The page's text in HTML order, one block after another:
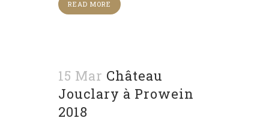
READ MORE
15 Mar Château
Jouclary à Prowein
2018